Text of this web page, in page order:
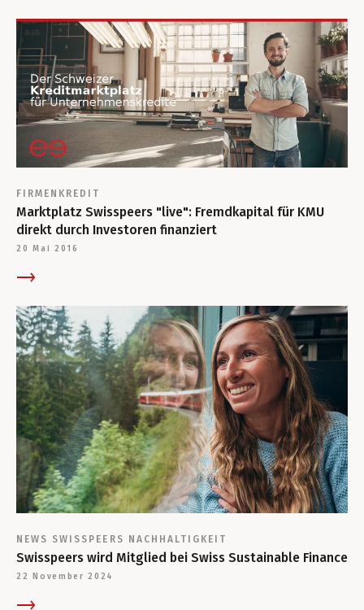
FIRMENKREDIT
Marktplatz Swisspeers "live": Fremdkapital für KMU
direkt durch Investoren finanziert
20 Mai 2016
NEWS SWISSPEERS NACHHALTIGKEIT
Swisspeers wird Mitglied bei Swiss Sustainable Finance
22 November 2024